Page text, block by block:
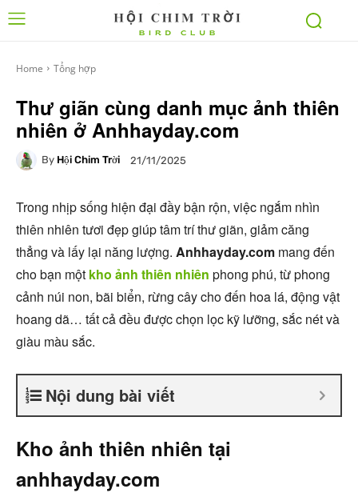
Home Tổng hợp
Thư giãn cùng danh mục ảnh thiên
nhiên ở Anhhayday.com
By Hội Chim Trời 21/11/2025
Trong nhịp sống hiện đại đầy bận rộn, việc ngắm nhìn
thiên nhiên tươi đẹp giúp tâm trí thư giãn, giảm căng
thẳng và lấy lại năng lượng. Anhhayday.com mang đến
cho bạn một kho ảnh thiên nhiên phong phú, từ phong
cảnh núi non, bãi biển, rừng cây cho đến hoa lá, động vật
hoang dã… tất cả đều được chọn lọc kỹ lưỡng, sắc nét và
giàu màu sắc.
Nội dung bài viết
Kho ảnh thiên nhiên tại
anhhayday.com